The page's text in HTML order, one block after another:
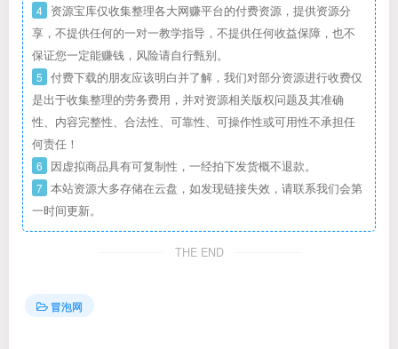
4 资源宝库仅收集整理各大网赚平台的付费资源，提供资源分
享，不提供任何的一对一教学指导，不提供任何收益保障，也不
保证您一定能赚钱，风险请自行甄别。
5 付费下载的朋友应该明白并了解，我们对部分资源进行收费仅
是出于收集整理的劳务费用，并对资源相关版权问题及其准确
性、内容完整性、合法性、可靠性、可操作性或可用性不承担任
何责任！
6 因虚拟商品具有可复制性，一经拍下发货概不退款。
7 本站资源大多存储在云盘，如发现链接失效，请联系我们会第
一时间更新。
THE END
冒泡网